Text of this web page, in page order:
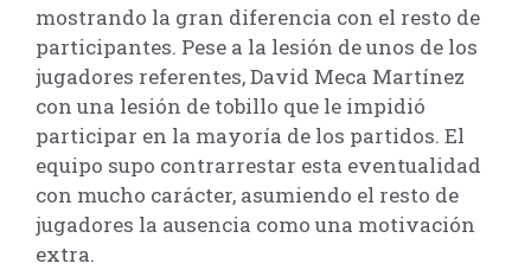
mostrando la gran diferencia con el resto de
participantes. Pese a la lesión de unos de los
jugadores referentes, David Meca Martínez
con una lesión de tobillo que le impidió
participar en la mayoría de los partidos. El
equipo supo contrarrestar esta eventualidad
con mucho carácter, asumiendo el resto de
jugadores la ausencia como una motivación
extra.